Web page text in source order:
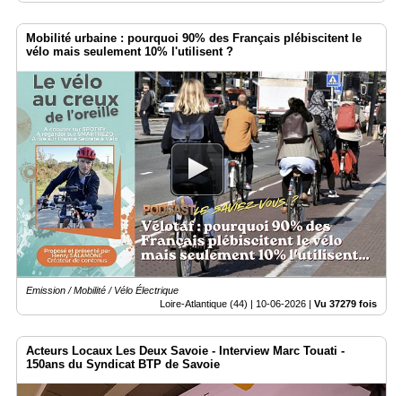
Mobilité urbaine : pourquoi 90% des Français plébiscitent le
vélo mais seulement 10% l'utilisent ?
Emission / Mobilité / Vélo Électrique
Loire-Atlantique (44) | 10-06-2026 | Vu 37279 fois
Acteurs Locaux Les Deux Savoie - Interview Marc Touati -
150ans du Syndicat BTP de Savoie